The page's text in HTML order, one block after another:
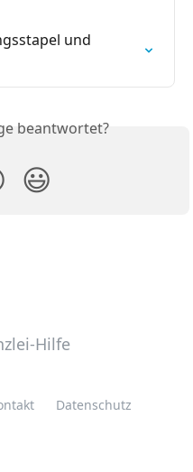
und
beantwortet?
😃
Datenschutz